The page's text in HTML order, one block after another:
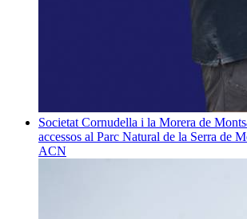
Societat Cornudella i la Morera de
accessos al Parc Natural de la Serra de
ACN